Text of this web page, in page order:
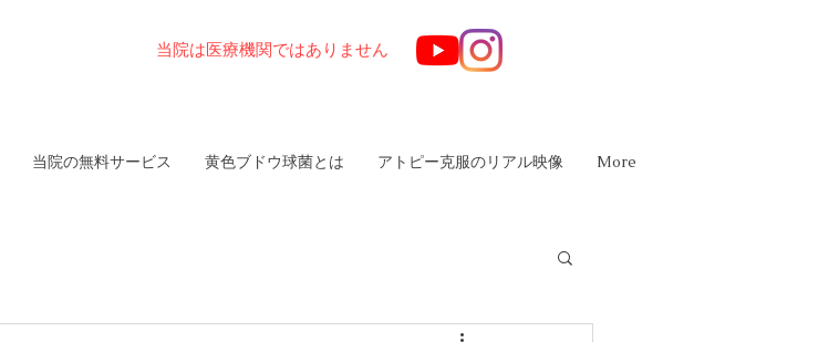
当院は医療機関ではありません
当院の無料サービス 黄色ブドウ球菌とは アトピー克服のリアル映像 More